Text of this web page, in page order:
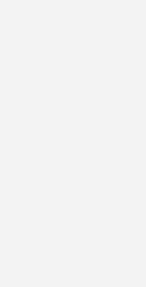
für Windparks
Rotorblattfabrik von
Kapazitäten für die 7,2-